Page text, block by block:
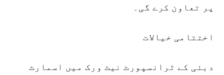
پر تعاون کرے گی۔
اختتامی خیالات
دبئی کے ٹرانسپورٹ نیٹ ورک میں اسمارٹ